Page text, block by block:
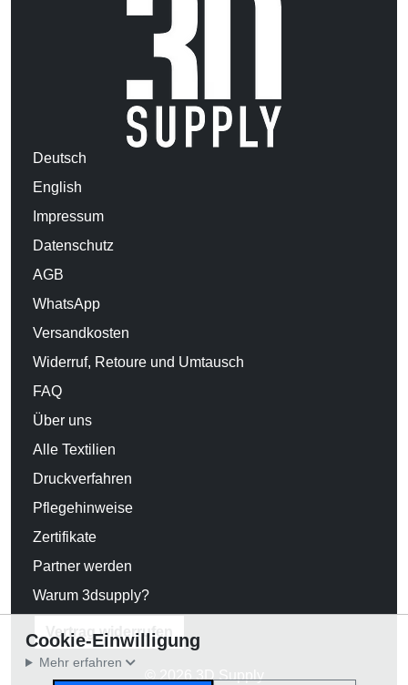
Deutsch
English
Impressum
Datenschutz
AGB
WhatsApp
Versandkosten
Widerruf, Retoure und Umtausch
FAQ
Über uns
Alle Textilien
Druckverfahren
Pflegehinweise
Zertifikate
Partner werden
Warum 3dsupply?
Vertrag widerrufen
© 2026 3D Supply
Cookie-Einwilligung
Mehr erfahren